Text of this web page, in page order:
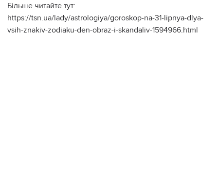
Більше читайте тут:
https://tsn.ua/lady/astrologiya/goroskop-na-31-lipnya-dlya-
vsih-znakiv-zodiaku-den-obraz-i-skandaliv-1594966.html